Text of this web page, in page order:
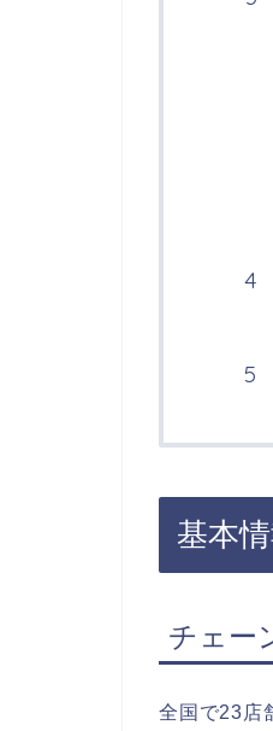
基本
チェー
全国で23店